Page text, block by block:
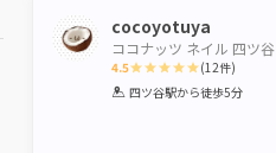
cocoyotuya
ココナッツ ネイル 四ツ谷
4.5
1 2 3 4 5
(12件)
四ツ谷駅から徒歩5分